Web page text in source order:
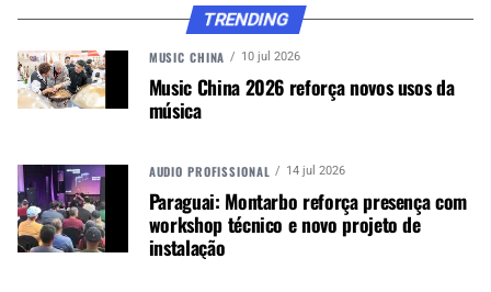
FONES ATH-M20X TRENDING
MUSIC CHINA 10 jul 2026
Music China 2026 reforça novos usos da
música
AUDIO PROFISSIONAL 14 jul 2026
Paraguai: Montarbo reforça presença com
workshop técnico e novo projeto de
instalação